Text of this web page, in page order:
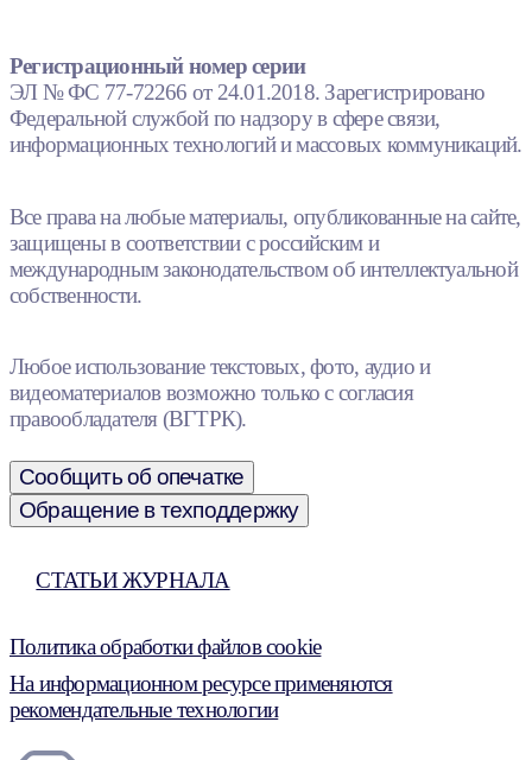
Регистрационный номер серии
ЭЛ № ФС 77-72266 от 24.01.2018. Зарегистрировано
Федеральной службой по надзору в сфере связи,
информационных технологий и массовых коммуникаций.
Все права на любые материалы, опубликованные на сайте,
защищены в соответствии с российским и
международным законодательством об интеллектуальной
собственности.
Любое использование текстовых, фото, аудио и
видеоматериалов возможно только с согласия
правообладателя (ВГТРК).
Сообщить об опечатке
Обращение в техподдержку
СТАТЬИ ЖУРНАЛА
Политика обработки файлов cookie
На информационном ресурсе применяются
рекомендательные технологии